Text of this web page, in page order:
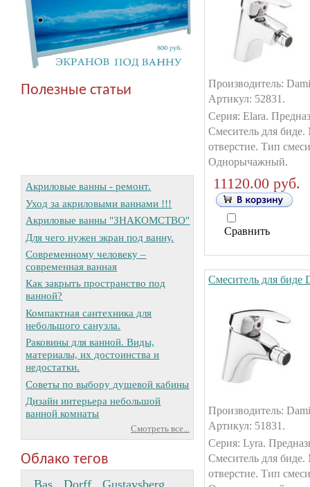
Полезные статьи
Акриловые ванны - ремонт.
Уход за акриловыми ваннами !!!
Акриловые ванны "ЗНАКОМСТВО"
Для чего нужен экран под ванну.
Современному человеку –
современная ванная
Как закрыть пространство под
ванной?
Компактная сантехника для
небольшого санузла.
Раковины для ванной. Виды,
материалы, их достоинства и
недостатки.
Советы по выбору душевой кабины
Дизайн интерьера небольшой
ванной комнаты
Смотреть все...
Облако тегов
Bas Dorff
Gustavsberg
Производитель:
Артикул: 52831.
Серия: Elara.
Смеситель для
отверстие. Тип
Однорычажный.
11120.00 руб.
Сравнить
Смеситель для биде
Производитель:
Артикул: 51831.
Серия: Lyra.
Смеситель для
отверстие. Тип